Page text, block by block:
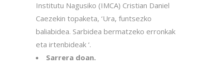
Institutu Nagusiko (IMCA) Cristian Daniel
Caezekin topaketa, ‘Ura, funtsezko
baliabidea. Sarbidea bermatzeko erronkak
eta irtenbideak ‘.
Sarrera doan.